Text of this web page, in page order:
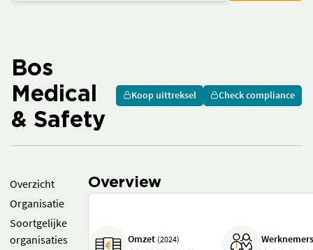
Bos
Medical
& Safety
Koop uittreksel Check compliance
Overzicht
Organisatie
Soortgelijke
organisaties
Overview
Omzet (2024)